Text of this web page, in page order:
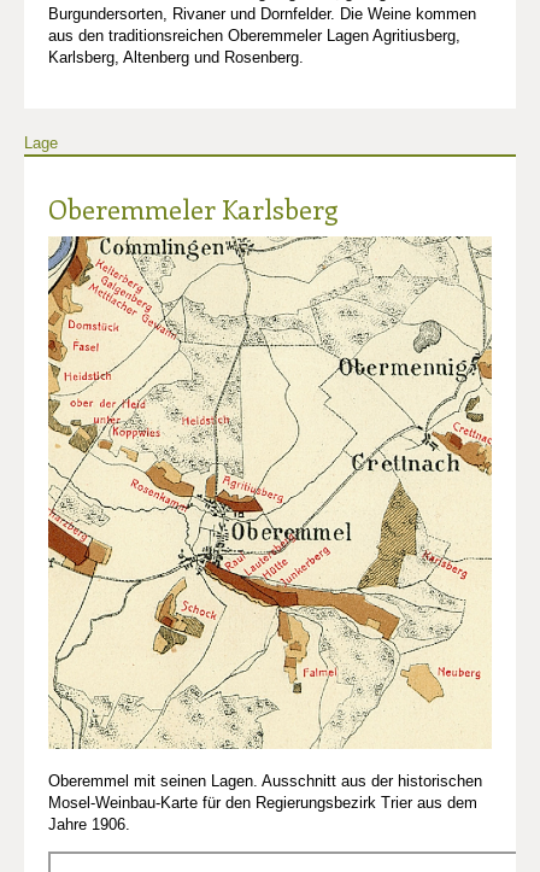
Burgundersorten, Rivaner und Dornfelder. Die Weine kommen
aus den traditionsreichen Oberemmeler Lagen Agritiusberg,
Karlsberg, Altenberg und Rosenberg.
Lage
Oberemmeler Karlsberg
Oberemmel mit seinen Lagen. Ausschnitt aus der historischen
Mosel-Weinbau-Karte für den Regierungsbezirk Trier aus dem
Jahre 1906.